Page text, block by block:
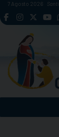
Skip
to
7 Agosto 2026